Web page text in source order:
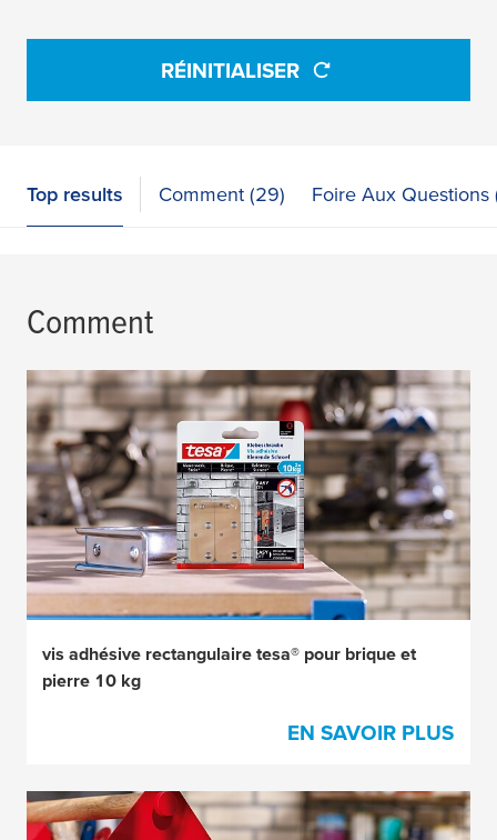
RÉINITIALISER
Top results Comment (29) Foire Aux Questions
Comment
vis adhésive rectangulaire tesa® pour brique et
pierre 10 kg
EN SAVOIR PLUS